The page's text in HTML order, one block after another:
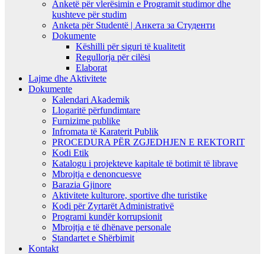
Anketë për vlerësimin e Programit studimor dhe
kushteve për studim
Anketa për Studentë | Анкета за Студенти
Dokumente
Këshilli për siguri të kualitetit
Regullorja për cilësi
Elaborat
Lajme dhe Aktivitete
Dokumente
Kalendari Akademik
Llogaritë përfundimtare
Furnizime publike
Infromata të Karaterit Publik
PROCEDURA PËR ZGJEDHJEN E REKTORIT
Kodi Etik
Katalogu i projekteve kapitale të botimit të librave
Mbrojtja e denoncuesve
Barazia Gjinore
Aktivitete kulturore, sportive dhe turistike
Kodi për Zyrtarët Administrativë
Programi kundër korrupsionit
Mbrojtja e të dhënave personale
Standartet e Shërbimit
Kontakt